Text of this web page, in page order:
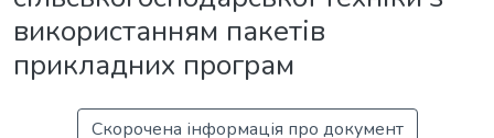
використанням пакетів
прикладних програм
Скорочена інформація про документ